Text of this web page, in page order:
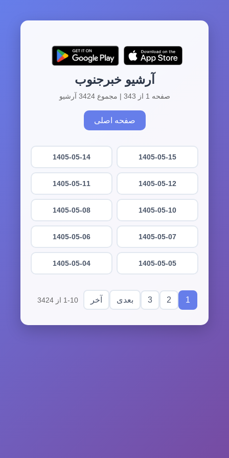
آرشیو خبرجنوب
صفحه 1 از 343 | مجموع 3424 آرشیو
صفحه اصلی
1405-05-15
1405-05-14
1405-05-12
1405-05-11
1405-05-10
1405-05-08
1405-05-07
1405-05-06
1405-05-05
1405-05-04
1
2
3 بعدی آخر 1-10 از 3424